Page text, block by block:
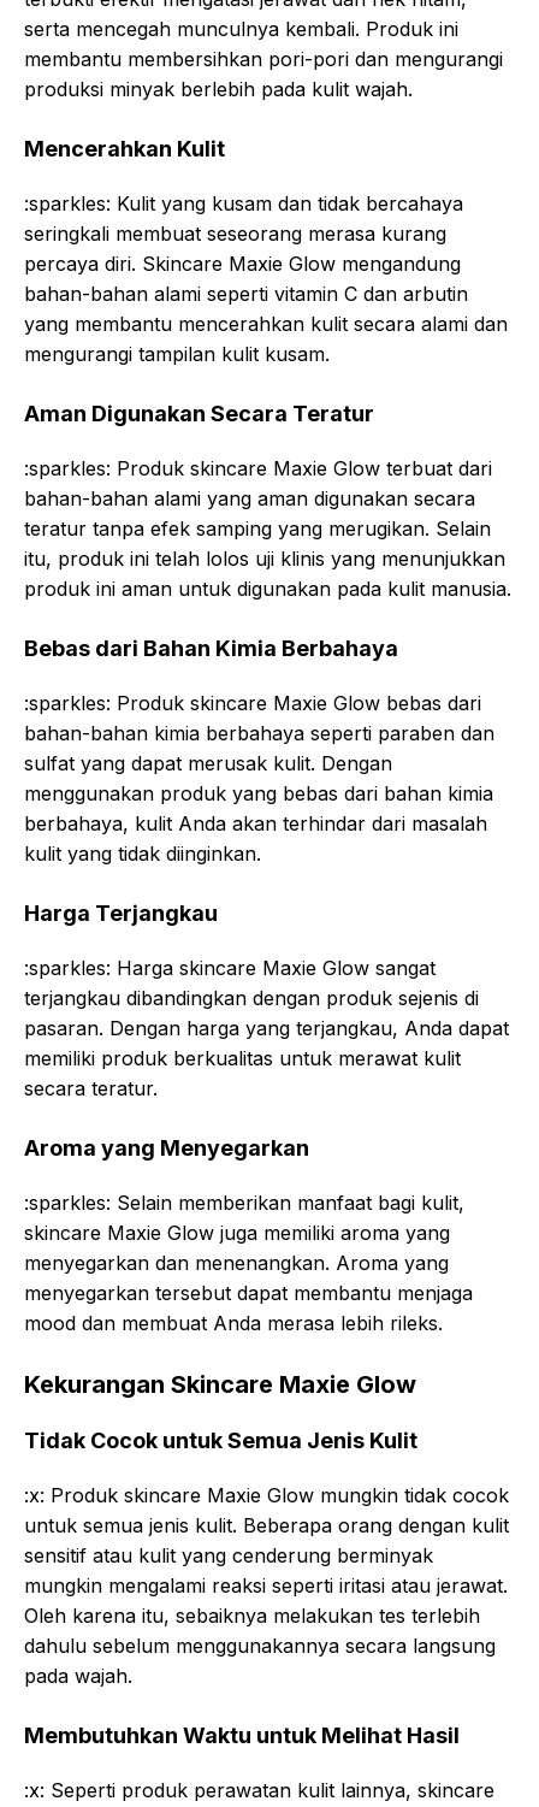
serta mencegah munculnya kembali. Produk ini
membantu membersihkan pori-pori dan mengurangi
produksi minyak berlebih pada kulit wajah.
Mencerahkan Kulit
:sparkles: Kulit yang kusam dan tidak bercahaya
seringkali membuat seseorang merasa kurang
percaya diri. Skincare Maxie Glow mengandung
bahan-bahan alami seperti vitamin C dan arbutin
yang membantu mencerahkan kulit secara alami dan
mengurangi tampilan kulit kusam.
Aman Digunakan Secara Teratur
:sparkles: Produk skincare Maxie Glow terbuat dari
bahan-bahan alami yang aman digunakan secara
teratur tanpa efek samping yang merugikan. Selain
itu, produk ini telah lolos uji klinis yang menunjukkan
produk ini aman untuk digunakan pada kulit manusia.
Bebas dari Bahan Kimia Berbahaya
:sparkles: Produk skincare Maxie Glow bebas dari
bahan-bahan kimia berbahaya seperti paraben dan
sulfat yang dapat merusak kulit. Dengan
menggunakan produk yang bebas dari bahan kimia
berbahaya, kulit Anda akan terhindar dari masalah
kulit yang tidak diinginkan.
Harga Terjangkau
:sparkles: Harga skincare Maxie Glow sangat
terjangkau dibandingkan dengan produk sejenis di
pasaran. Dengan harga yang terjangkau, Anda dapat
memiliki produk berkualitas untuk merawat kulit
secara teratur.
Aroma yang Menyegarkan
:sparkles: Selain memberikan manfaat bagi kulit,
skincare Maxie Glow juga memiliki aroma yang
menyegarkan dan menenangkan. Aroma yang
menyegarkan tersebut dapat membantu menjaga
mood dan membuat Anda merasa lebih rileks.
Kekurangan Skincare Maxie Glow
Tidak Cocok untuk Semua Jenis Kulit
:x: Produk skincare Maxie Glow mungkin tidak cocok
untuk semua jenis kulit. Beberapa orang dengan kulit
sensitif atau kulit yang cenderung berminyak
mungkin mengalami reaksi seperti iritasi atau jerawat.
Oleh karena itu, sebaiknya melakukan tes terlebih
dahulu sebelum menggunakannya secara langsung
pada wajah.
Membutuhkan Waktu untuk Melihat Hasil
:x: Seperti produk perawatan kulit lainnya, skincare